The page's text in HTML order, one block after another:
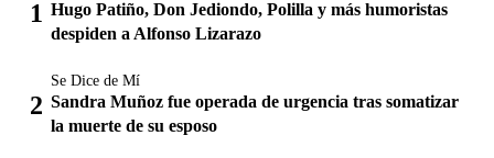
Hugo Patiño, Don Jediondo, Polilla y más humoristas
despiden a Alfonso Lizarazo
Se Dice de Mí
Sandra Muñoz fue operada de urgencia tras somatizar
la muerte de su esposo